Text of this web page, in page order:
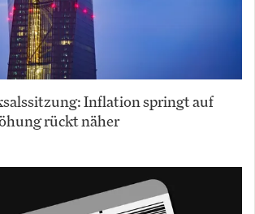
Inflation springt auf
rückt näher